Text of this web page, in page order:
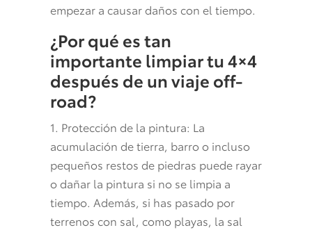
empezar a causar daños con el tiempo.
¿Por qué es tan
importante limpiar tu 4×4
después de un viaje off-
road?
1. Protección de la pintura: La
acumulación de tierra, barro o incluso
pequeños restos de piedras puede rayar
o dañar la pintura si no se limpia a
tiempo. Además, si has pasado por
terrenos con sal, como playas, la sal